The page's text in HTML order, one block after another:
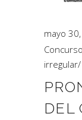
mayo
Concurso
irregular/
DEL